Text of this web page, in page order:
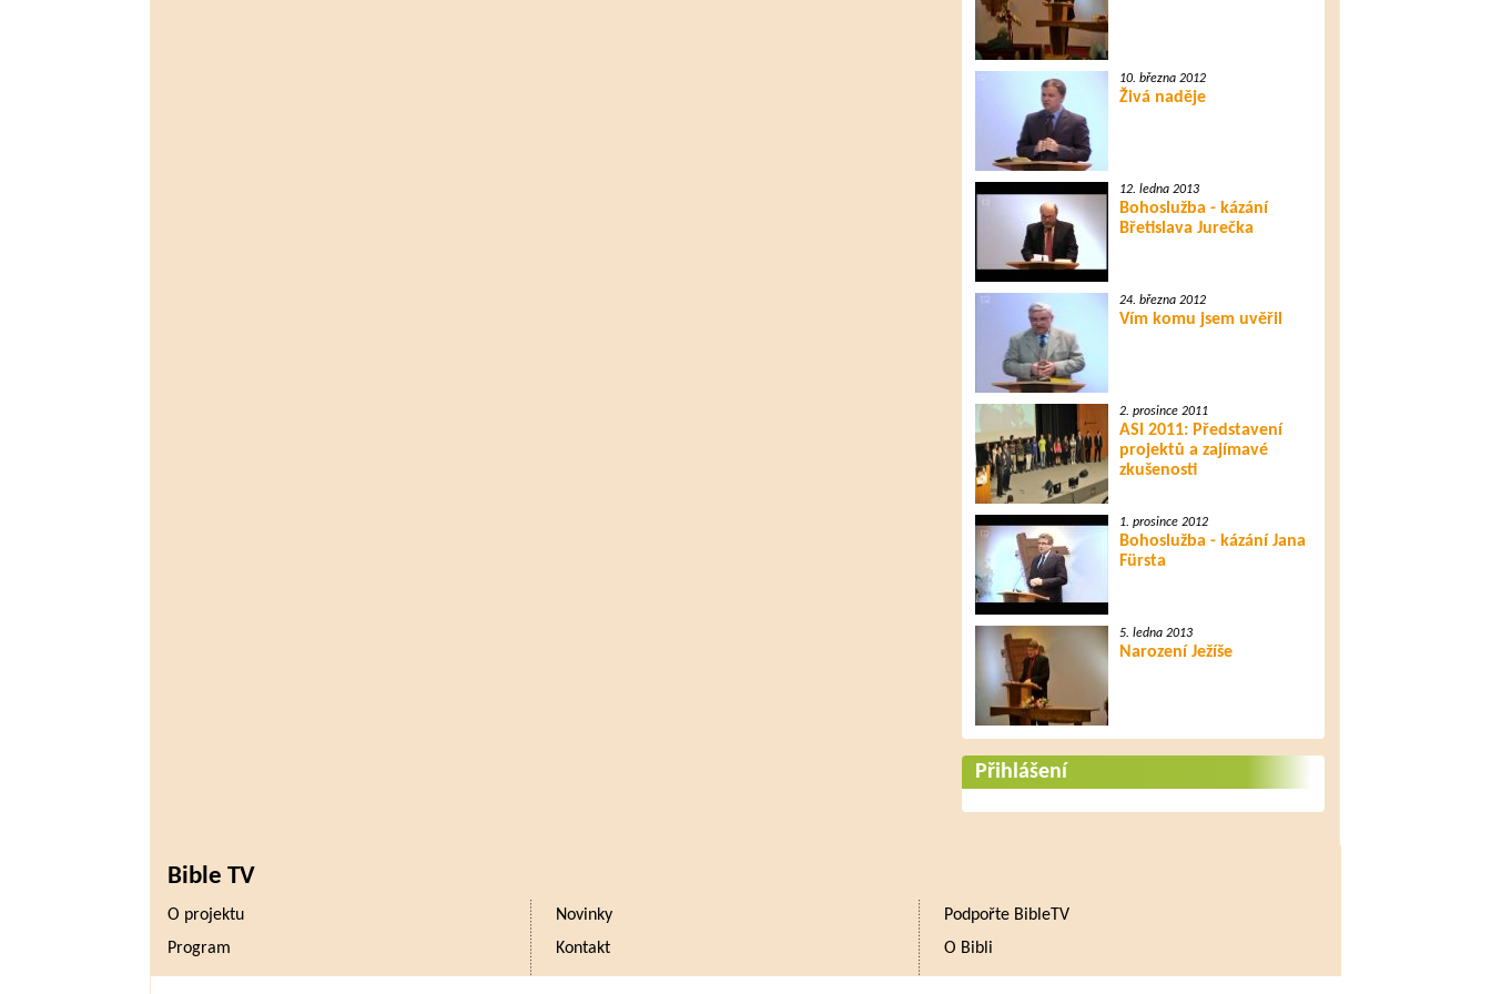
10. března 2012
Živá naděje
12. ledna 2013
Bohoslužba - kázání
Břetislava Jurečka
24. března 2012
Vím komu jsem uvěřil
2. prosince 2011
ASI 2011: Představení
projektů a zajímavé
zkušenosti
1. prosince 2012
Bohoslužba - kázání Jana
Fürsta
5. ledna 2013
Narození Ježíše
Přihlášení
Bible TV
O projektu Novinky
Podpořte BibleTV
Program
Kontakt O Bibli